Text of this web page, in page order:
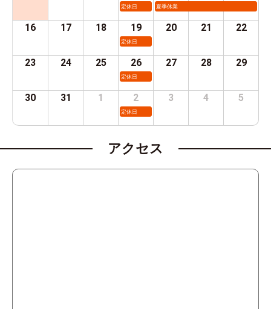
定休日 夏季休業
16 17 18 19
定休日
20 21 22
23 24 25 26
定休日
27 28 29
30 31 1 2
定休日
3 4 5
アクセス